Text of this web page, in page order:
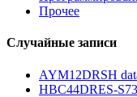
Прочее
Случайные записи
AYM12DRSH
HBC44DRES-